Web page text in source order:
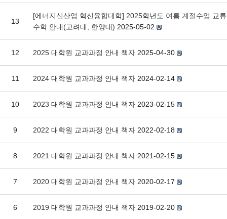
13
[에너지신산업 혁신융합대학] 2025학년도 여름 계절수업 교류
수학 안내(고려대, 한양대) 2025-05-02
12 2025 대학원 교과과정 안내 책자 2025-04-30
11 2024 대학원 교과과정 안내 책자 2024-02-14
10 2023 대학원 교과과정 안내 책자 2023-02-15
9 2022 대학원 교과과정 안내 책자 2022-02-18
8 2021 대학원 교과과정 안내 책자 2021-02-15
7 2020 대학원 교과과정 안내 책자 2020-02-17
6 2019 대학원 교과과정 안내 책자 2019-02-20